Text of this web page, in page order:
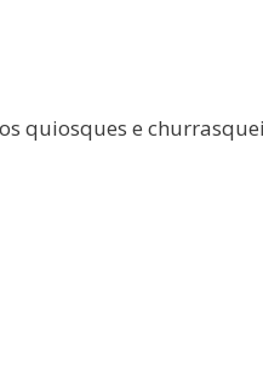
quiosques e